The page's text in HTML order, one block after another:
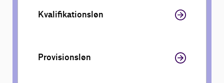
Kvalifikationsløn
Provisionsløn